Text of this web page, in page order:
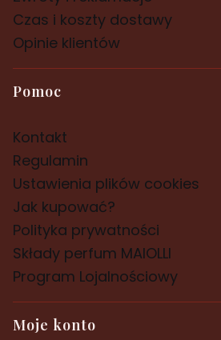
Czas i koszty dostawy
Opinie klientów
Pomoc
Kontakt
Regulamin
Ustawienia plików cookies
Jak kupować?
Polityka prywatności
Składy perfum MAIOLLI
Program Lojalnościowy
Moje konto